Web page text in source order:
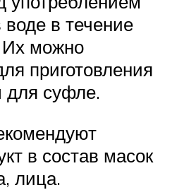
в течение
Их можно
приготовления
для суфле.
в состав масок
лица.